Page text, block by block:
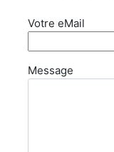
Votre eMail
Message